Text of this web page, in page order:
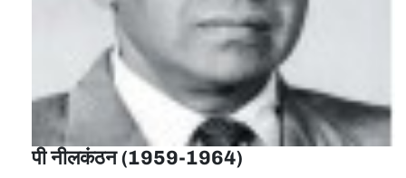
पी नीलकंठन (1959-1964)